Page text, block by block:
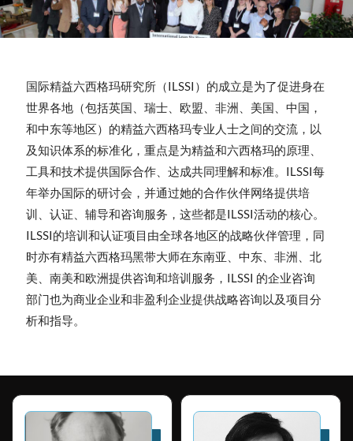
国际精益六西格玛研究所（ILSSI） 的成立是为了促进身在
世界各地（包括英国、瑞士、欧盟、非洲、 美国、中国，
和中东等地区）的精益六西格玛专业人士之间的交流， 以
及知识体系的标准化，重点是为精益和六西格玛的原理、
工具和技术提供国际合作、达成共同理解和标准。 ILSSI每
年举办国际的研讨会，并通过她的合作伙伴网络提供培
训、认证、辅导和咨询服务，这些都是ILSSI活动的核心。
ILSSI的培训和认证项目由全球各地区的战略伙伴管理， 同
时亦有精益六西格玛黑带大师在东南亚、中东、非洲、北
美、南美和欧洲提供咨询和培训服务，ILSSI 的企业咨询
部门也为商业企业和非盈利企业提供战略咨询以及项目分
析和指导。